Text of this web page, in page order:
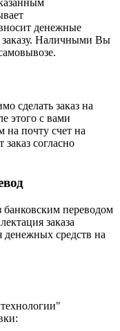
денежные
заказу. Наличными Вы
сделать заказ на
этого с вами
на почту счет на
согласно
банковским переводом
заказа
денежных средств на